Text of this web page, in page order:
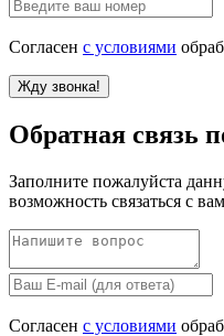
Согласен с условиями
Обратная связь
Заполните пожалуйста
возможность связаться с
Согласен с условиями